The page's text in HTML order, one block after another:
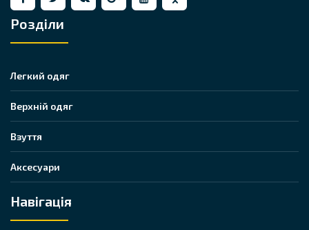
Розділи
Легкий одяг
Верхній одяг
Взуття
Аксесуари
Навігація